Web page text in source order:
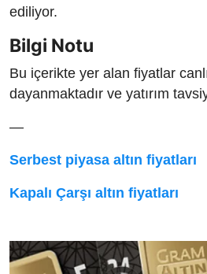
ediliyor.
Bilgi Notu
Bu içerikte yer alan fiyatlar
dayanmaktadır ve yatırım
—
Serbest piyasa altın fiyatları
Kapalı Çarşı altın fiyatları